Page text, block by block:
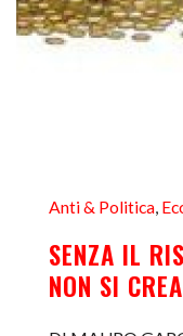
Anti & Politica
SENZA IL
NON SI